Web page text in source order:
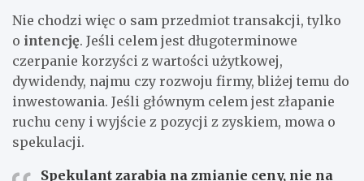
Nie chodzi więc o sam przedmiot transakcji, tylko
o intencję. Jeśli celem jest długoterminowe
czerpanie korzyści z wartości użytkowej,
dywidendy, najmu czy rozwoju firmy, bliżej temu do
inwestowania. Jeśli głównym celem jest złapanie
ruchu ceny i wyjście z pozycji z zyskiem, mowa o
spekulacji.
Spekulant zarabia na zmianie ceny, nie na